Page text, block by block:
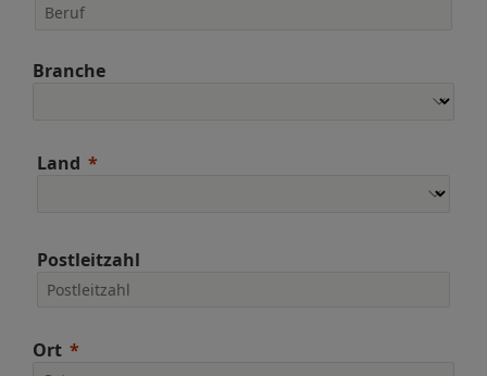
Branche
Land
Postleitzahl
Ort